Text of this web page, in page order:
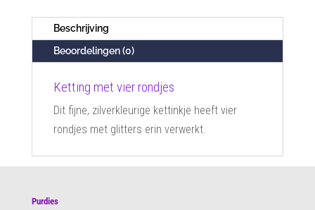
Beschrijving
Beoordelingen (0)
Ketting met vier rondjes
Dit fijne, zilverkleurige kettinkje heeft vier
rondjes met glitters erin verwerkt.
Purdies